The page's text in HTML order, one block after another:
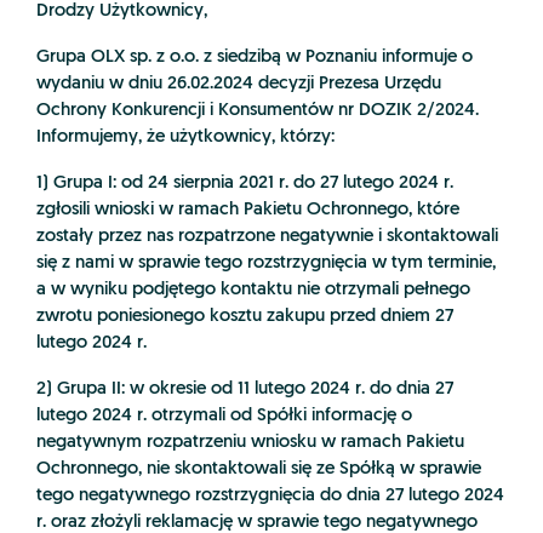
Drodzy Użytkownicy,
Grupa OLX sp. z o.o. z siedzibą w Poznaniu informuje o
wydaniu w dniu 26.02.2024 decyzji Prezesa Urzędu
Ochrony Konkurencji i Konsumentów nr DOZIK 2/2024.
Informujemy, że użytkownicy, którzy:
1) Grupa I: od 24 sierpnia 2021 r. do 27 lutego 2024 r.
zgłosili wnioski w ramach Pakietu Ochronnego, które
zostały przez nas rozpatrzone negatywnie i skontaktowali
się z nami w sprawie tego rozstrzygnięcia w tym terminie,
a w wyniku podjętego kontaktu nie otrzymali pełnego
zwrotu poniesionego kosztu zakupu przed dniem 27
lutego 2024 r.
2) Grupa II: w okresie od 11 lutego 2024 r. do dnia 27
lutego 2024 r. otrzymali od Spółki informację o
negatywnym rozpatrzeniu wniosku w ramach Pakietu
Ochronnego, nie skontaktowali się ze Spółką w sprawie
tego negatywnego rozstrzygnięcia do dnia 27 lutego 2024
r. oraz złożyli reklamację w sprawie tego negatywnego